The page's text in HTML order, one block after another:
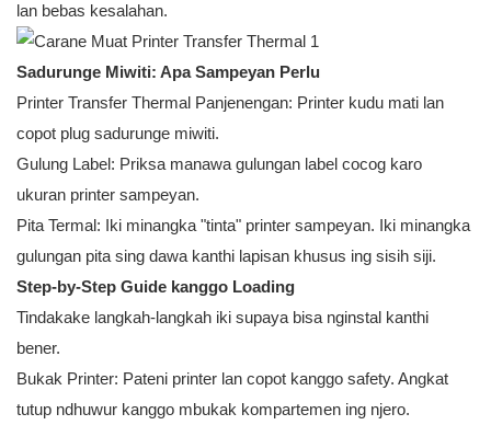
lan bebas kesalahan.
Sadurunge Miwiti: Apa Sampeyan Perlu
Printer Transfer Thermal Panjenengan: Printer kudu mati lan
copot plug sadurunge miwiti.
Gulung Label: Priksa manawa gulungan label cocog karo
ukuran printer sampeyan.
Pita Termal: Iki minangka "tinta" printer sampeyan. Iki minangka
gulungan pita sing dawa kanthi lapisan khusus ing sisih siji.
Step-by-Step Guide kanggo Loading
Tindakake langkah-langkah iki supaya bisa nginstal kanthi
bener.
Bukak Printer: Pateni printer lan copot kanggo safety. Angkat
tutup ndhuwur kanggo mbukak kompartemen ing njero.